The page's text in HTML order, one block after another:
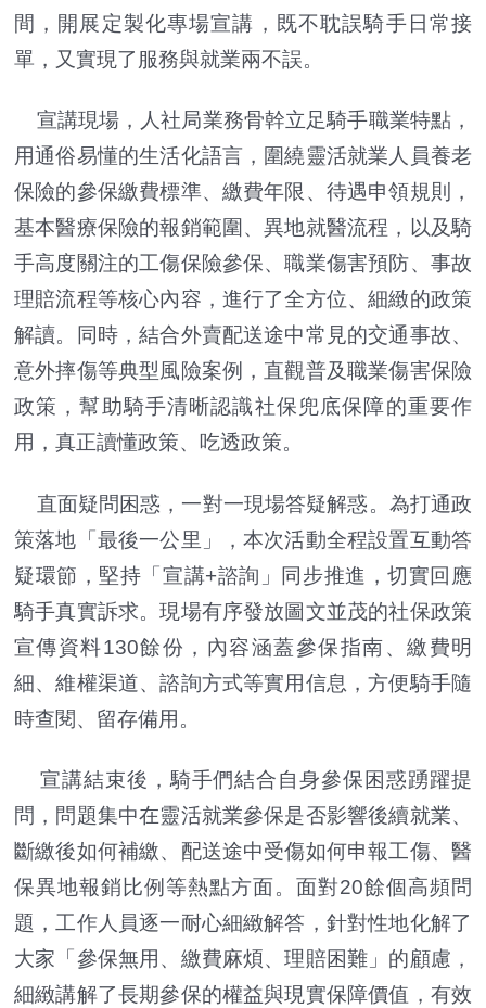
間，開展定製化專場宣講，既不耽誤騎手日常接
單，又實現了服務與就業兩不誤。
宣講現場，人社局業務骨幹立足騎手職業特點，
用通俗易懂的生活化語言，圍繞靈活就業人員養老
保險的參保繳費標準、繳費年限、待遇申領規則，
基本醫療保險的報銷範圍、異地就醫流程，以及騎
手高度關注的工傷保險參保、職業傷害預防、事故
理賠流程等核心內容，進行了全方位、細緻的政策
解讀。同時，結合外賣配送途中常見的交通事故、
意外摔傷等典型風險案例，直觀普及職業傷害保險
政策，幫助騎手清晰認識社保兜底保障的重要作
用，真正讀懂政策、吃透政策。
直面疑問困惑，一對一現場答疑解惑。為打通政
策落地「最後一公里」，本次活動全程設置互動答
疑環節，堅持「宣講+諮詢」同步推進，切實回應
騎手真實訴求。現場有序發放圖文並茂的社保政策
宣傳資料130餘份，內容涵蓋參保指南、繳費明
細、維權渠道、諮詢方式等實用信息，方便騎手隨
時查閱、留存備用。
宣講結束後，騎手們結合自身參保困惑踴躍提
問，問題集中在靈活就業參保是否影響後續就業、
斷繳後如何補繳、配送途中受傷如何申報工傷、醫
保異地報銷比例等熱點方面。面對20餘個高頻問
題，工作人員逐一耐心細緻解答，針對性地化解了
大家「參保無用、繳費麻煩、理賠困難」的顧慮，
細緻講解了長期參保的權益與現實保障價值，有效